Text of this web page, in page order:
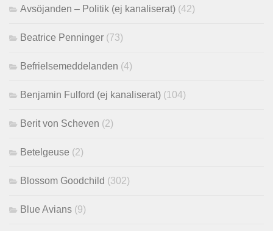
Avsöjanden – Politik (ej kanaliserat) (42)
Beatrice Penninger (73)
Befrielsemeddelanden (4)
Benjamin Fulford (ej kanaliserat) (104)
Berit von Scheven (2)
Betelgeuse (2)
Blossom Goodchild (302)
Blue Avians (9)